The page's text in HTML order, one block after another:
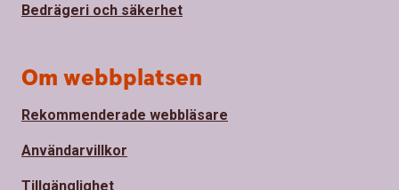
Bedrägeri och säkerhet
Om webbplatsen
Rekommenderade webbläsare
Användarvillkor
Tillgänglighet